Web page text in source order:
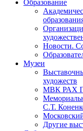
Образование
Новости.
Музеи
художеств
МВК РАХ
С.Т.
Другие